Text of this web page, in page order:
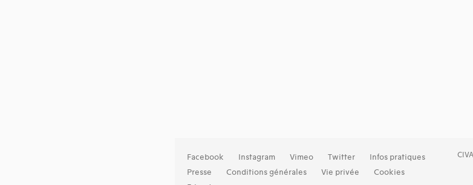
Facebook Instagram Vimeo Twitter
Infos pratiques
Presse
Conditions générales Vie privée
Cookies